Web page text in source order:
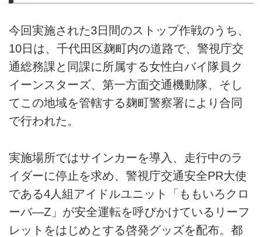
今回実施された3日間のストップ作戦のうち、
10日は、千代田区麹町内の道路で、警視庁交
通総務課と同課に所属する女性白バイ隊員ク
イーンスターズ、第一方面交通機動隊、そし
てこの地域を管轄する麹町警察署により合同
で行われた。
実施場所ではサインカーを導入、走行中のラ
イダーに停止を求め、警視庁交通安全PR大使
である4人組アイドルユニット「ももいろクロ
ーバ—Z」が安全運転を呼びかけているリーフ
レットをはじめとする啓発グッズを配布。都